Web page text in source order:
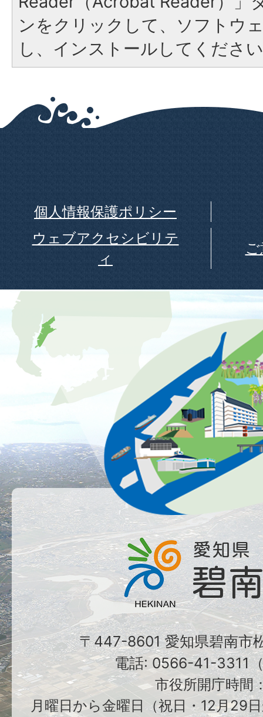
ンをクリックして、ソフトウ
し、インストールしてくださ
個人情報保護ポリシー
ウェブアクセシビリテ
ィ
〒447-8601 愛知県碧南市
電話: 0566-41-3311
市役所開庁時間
月曜日から金曜日（祝日・12月29